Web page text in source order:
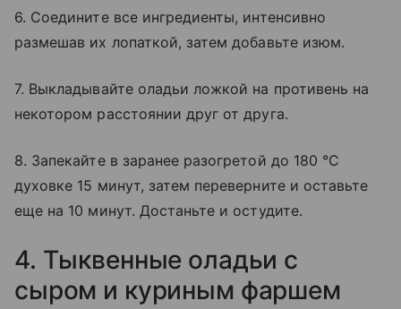
6. Соедините все ингредиенты, интенсивно
размешав их лопаткой, затем добавьте изюм.
7. Выкладывайте оладьи ложкой на противень на
некотором расстоянии друг от друга.
8. Запекайте в заранее разогретой до 180 °С
духовке 15 минут, затем переверните и оставьте
еще на 10 минут. Достаньте и остудите.
4. Тыквенные оладьи с
сыром и куриным фаршем